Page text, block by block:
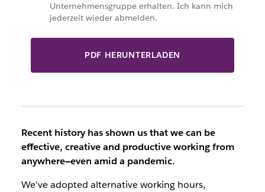
Unternehmensgruppe erhalten. Ich kann mich
jederzeit wieder abmelden.
PDF HERUNTERLADEN
Recent history has shown us that we can be
effective, creative and productive working from
anywhere—even amid a pandemic.
We’ve adopted alternative working hours,